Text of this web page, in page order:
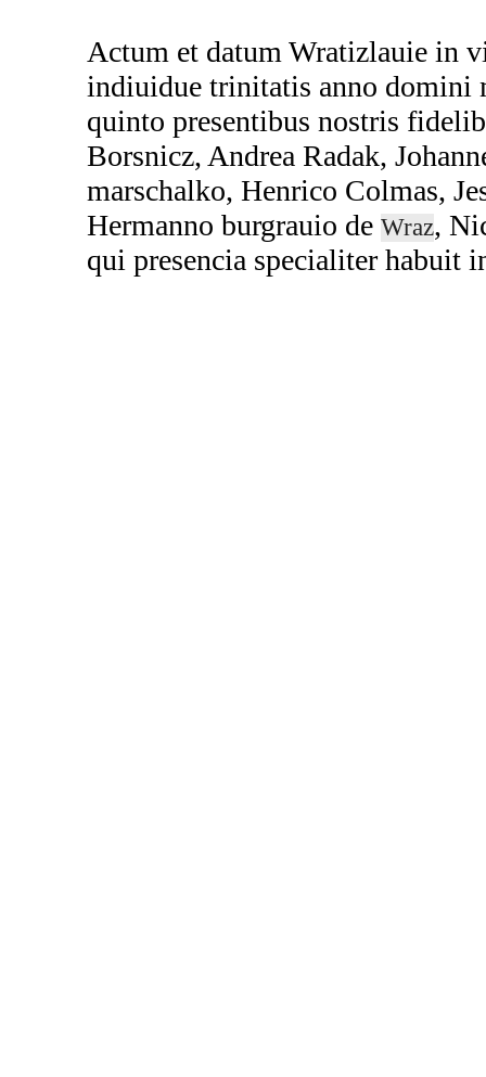
Actum et datum Wratizlauie in
indiuidue trinitatis anno domini
quinto presentibus nostris
Borsnicz, Andrea Radak,
marschalko, Henrico Colmas,
Hermanno burgrauio de Wraz,
qui presencia specialiter habuit